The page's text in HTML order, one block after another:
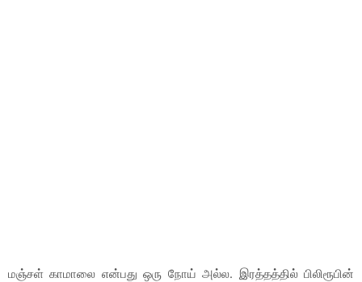
மஞ்சள் காமாலை என்பது ஒரு நோய் அல்ல. இரத்தத்தில் பிலிரூபின்